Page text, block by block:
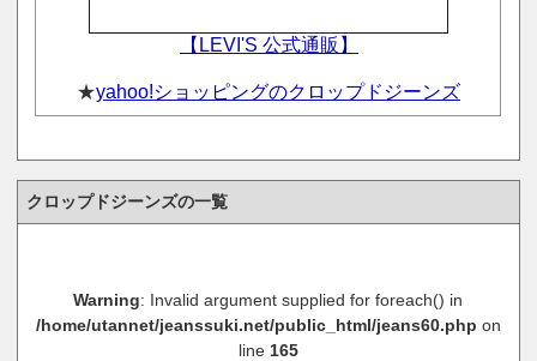
【LEVI'S 公式通販】
★yahoo!ショッピングのクロップドジーンズ
クロップドジーンズの一覧
Warning: Invalid argument supplied for foreach() in
/home/utannet/jeanssuki.net/public_html/jeans60.php on
line 165